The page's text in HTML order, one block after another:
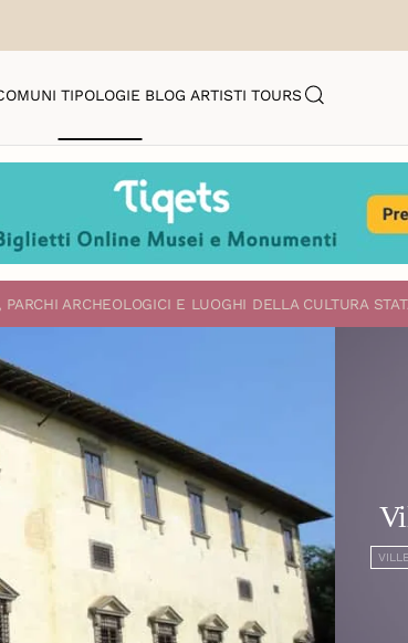
TIPOLOGIE BLOG ARTISTI TOURS
ARCHEOLOGICI E LUOGHI DELLA CULTURA